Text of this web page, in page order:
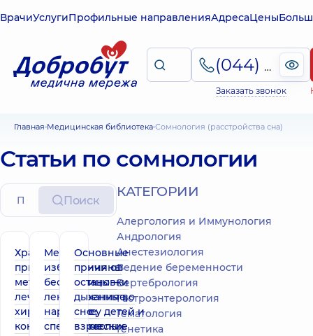
ВрачиУслугиПрофильные направленияАдресаЦены
(044) 495-2-888
Заказать звонок
Главная Медицинская библиотека Сомнология (расстройства сна)
Статьи по сомнологии
Поиск
Храп во сне –
причины и
методы
лечения:
хирургическое,
консервативное
Методы
избавления от
бессонницы –
лекарственные,
народные,
специфические
Основные
причины
остановки
дыхания во
сне у детей и
взрослых
КАТЕГОРИИ
Алергология и Иммунология
Андрология
Анестезиология
Ведение беременности
Вертебрология
Гастроэнтерология
Гематология
Генетика